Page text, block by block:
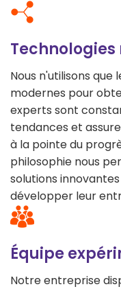
Nous n'utilisons que
modernes pour
experts sont
tendances et
à la pointe du
philosophie nous
solutions
développer leur
Équipe
Notre entreprise